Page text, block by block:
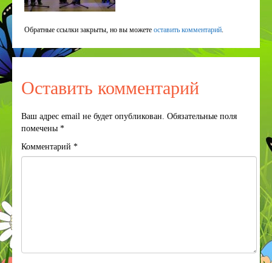
Обратные ссылки закрыты, но вы можете оставить комментарий
Оставить комментарий
Ваш адрес email не будет опубликован. Обязательные поля
помечены *
Комментарий *